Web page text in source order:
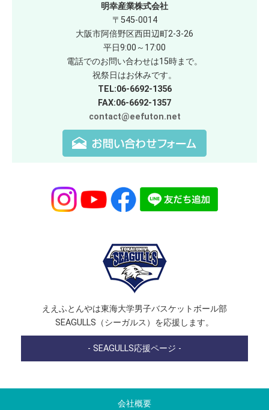
明幸産業株式会社
〒545-0014
大阪市阿倍野区西田辺町2-3-26
平日9:00～17:00
電話でのお問い合わせは15時まで。
祝祭日はお休みです。
TEL:06-6692-1356
FAX:06-6692-1357
contact@eefuton.net
ええふとんやは東海大学男子バスケットボール部
SEAGULLS（シーガルス）を応援します。
- SEAGULLS応援ページ -
会社概要